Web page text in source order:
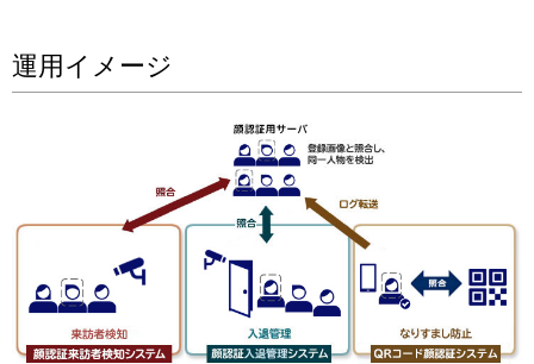
ン
運用イメージ